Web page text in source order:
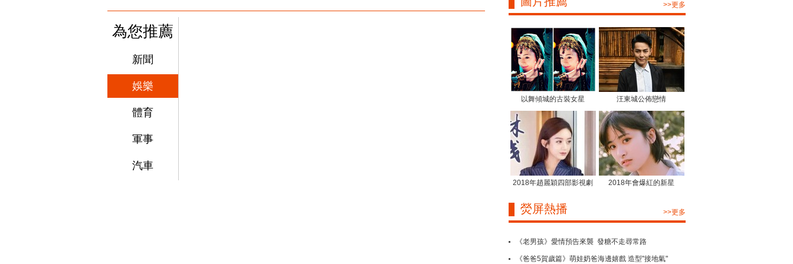
為您推薦
新聞
娛樂
體育
軍事
汽車
>>更多
以舞傾城的古裝女星 汪東城公佈戀情
2018年趙麗穎四部影視劇 2018年會爆紅的新星
熒屏熱播 >>更多
《老男孩》愛情預告來襲  發糖不走尋常路
《爸爸5賀歲篇》萌娃奶爸海邊嬉戲 造型"接地氣"